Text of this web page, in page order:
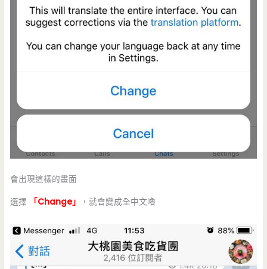
會出現這樣的畫面
選擇
「Change」 ，就會變成全中文嚕